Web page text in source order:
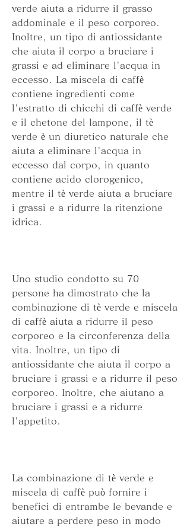
verde aiuta a ridurre il grasso
addominale e il peso corporeo.
Inoltre, un tipo di antiossidante
che aiuta il corpo a bruciare i
grassi e ad eliminare l'acqua in
eccesso. La miscela di caffè
contiene ingredienti come
l'estratto di chicchi di caffè verde
e il chetone del lampone, il tè
verde è un diuretico naturale che
aiuta a eliminare l'acqua in
eccesso dal corpo, in quanto
contiene acido clorogenico,
mentre il tè verde aiuta a bruciare
i grassi e a ridurre la ritenzione
idrica.
Uno studio condotto su 70
persone ha dimostrato che la
combinazione di tè verde e miscela
di caffè aiuta a ridurre il peso
corporeo e la circonferenza della
vita. Inoltre, un tipo di
antiossidante che aiuta il corpo a
bruciare i grassi e a ridurre il peso
corporeo. Inoltre, che aiutano a
bruciare i grassi e a ridurre
l'appetito.
La combinazione di tè verde e
miscela di caffè può fornire i
benefici di entrambe le bevande e
aiutare a perdere peso in modo